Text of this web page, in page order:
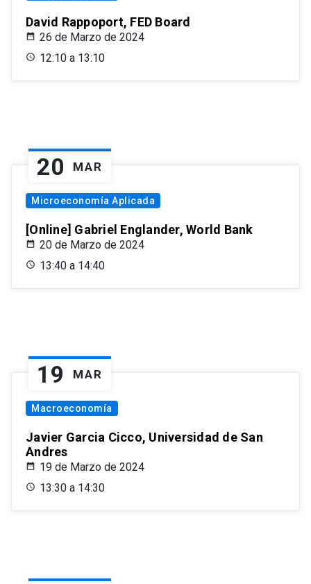
David Rappoport, FED Board
26 de Marzo de 2024
12:10 a 13:10
20 MAR
Microeconomía Aplicada
[Online] Gabriel Englander, World Bank
20 de Marzo de 2024
13:40 a 14:40
19 MAR
Macroeconomía
Javier Garcia Cicco, Universidad de San
Andres
19 de Marzo de 2024
13:30 a 14:30